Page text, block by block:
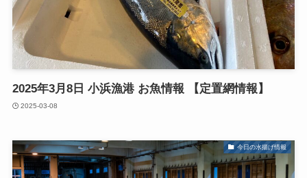
2025年3月8日 小浜漁港 お魚情報 【定置網情報】
2025-03-08
今日の水揚げ情報